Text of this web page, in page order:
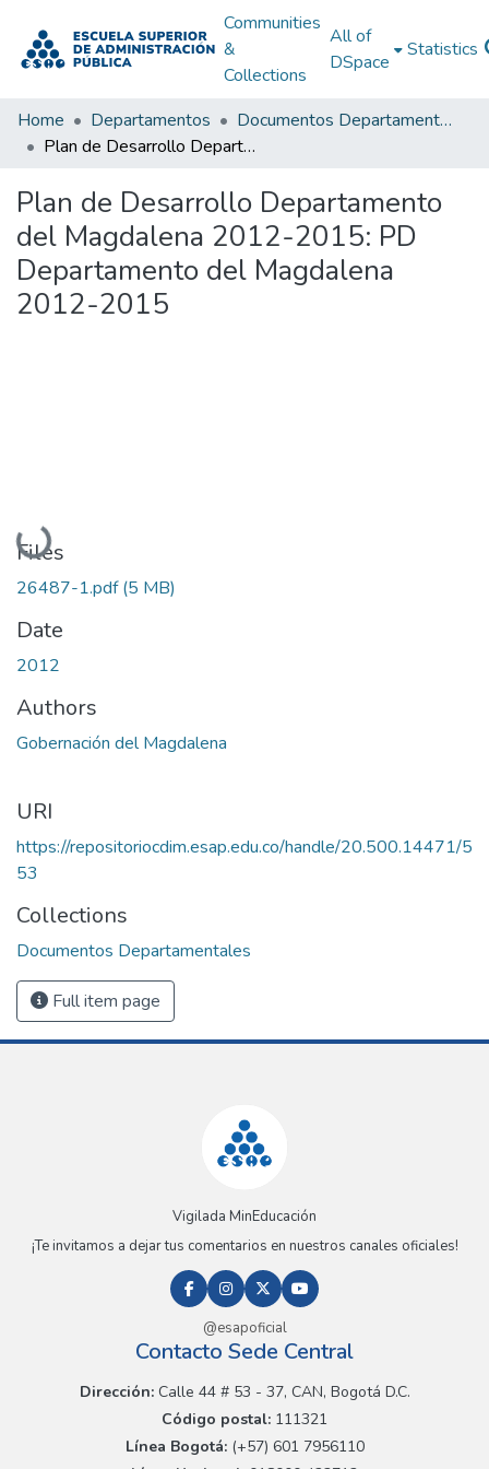
Communities
&
Collections
All of
DSpace
Statistics
Home Departamentos
Documentos Departamentales
Plan de Desarrollo Departamento del Magdalena 2012-2015: PD Departamento del Magdalena 2012-2015
Plan de Desarrollo Departamento
del Magdalena 2012-2015: PD
Departamento del Magdalena
2012-2015
Loading...
Files
26487-1.pdf(5 MB)
Date
2012
Authors
Gobernación del Magdalena
URI
https://repositoriocdim.esap.edu.co/handle/20.500.14471/5
53
Collections
Documentos Departamentales
Full item page
Vigilada MinEducación
¡Te invitamos a dejar tus comentarios en nuestros canales oficiales!
@esapoficial
Contacto Sede Central
Dirección:Calle 44 # 53 - 37, CAN, Bogotá D.C.
Código postal: 111321
Línea Bogotá:(+57) 601 7956110